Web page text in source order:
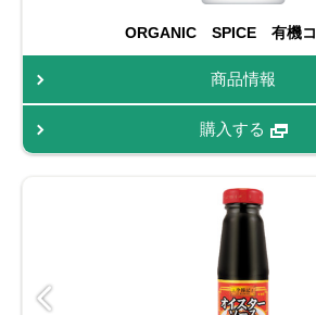
ORGANIC SPICE 有機コ
商品情報
購入する